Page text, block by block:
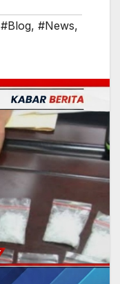
#Blog, #News,